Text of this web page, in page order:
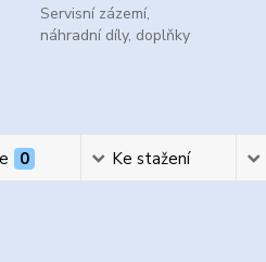
Servisní zázemí,
náhradní díly, doplňky
0 Ke stažení